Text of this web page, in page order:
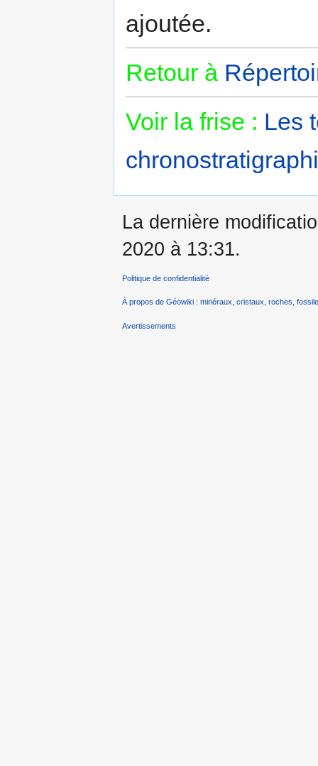
ajoutée.
Retour à
Voir la frise : Les
La dernière
2020 à 13:31.
Politique de confidentialité
À propos de Géowiki : minéraux, cristaux, roches,
Avertissements